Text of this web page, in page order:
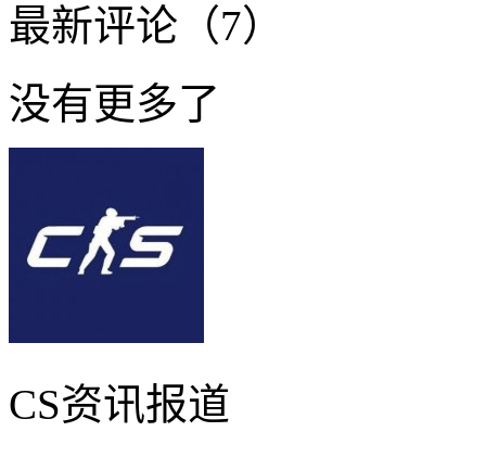
最新评论（7）
没有更多了
CS资讯报道